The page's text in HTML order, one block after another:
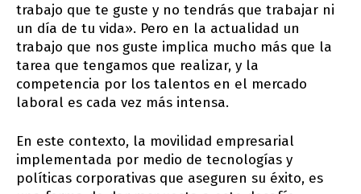
trabajo que te guste y no tendrás que trabajar ni
un día de tu vida». Pero en la actualidad un
trabajo que nos guste implica mucho más que la
tarea que tengamos que realizar, y la
competencia por los talentos en el mercado
laboral es cada vez más intensa.
En este contexto, la movilidad empresarial
implementada por medio de tecnologías y
políticas corporativas que aseguren su éxito, es